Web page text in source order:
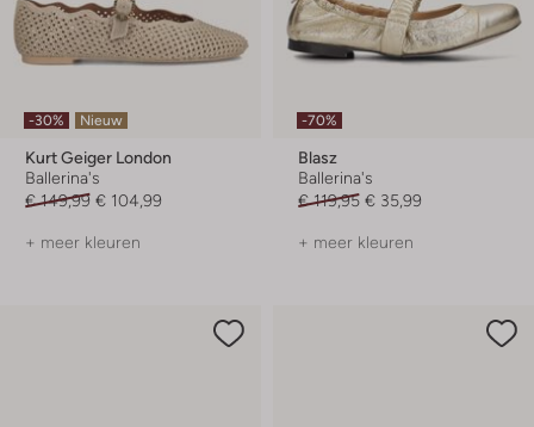
-30% Nieuw
Kurt Geiger London
Ballerina's
€ 149,99 € 104,99
+ meer kleuren
-70%
Blasz
Ballerina's
€ 119,95 € 35,99
+ meer kleuren